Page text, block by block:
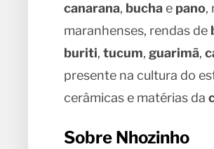
canarana, buchae pano,
maranhenses, rendas de
buriti, tucum, guarimã,
presente na cultura do
cerâmicas e matérias da
Sobre Nhozinho